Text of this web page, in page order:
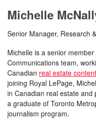
Michelle
Senior Manager, Research
Michelle is a senior
Communications team,
Canadian real estate
joining Royal LePage,
in Canadian real estate
a graduate of Toronto
journalism program.